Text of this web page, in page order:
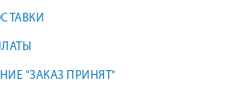
"ЗАКАЗ ПРИНЯТ"